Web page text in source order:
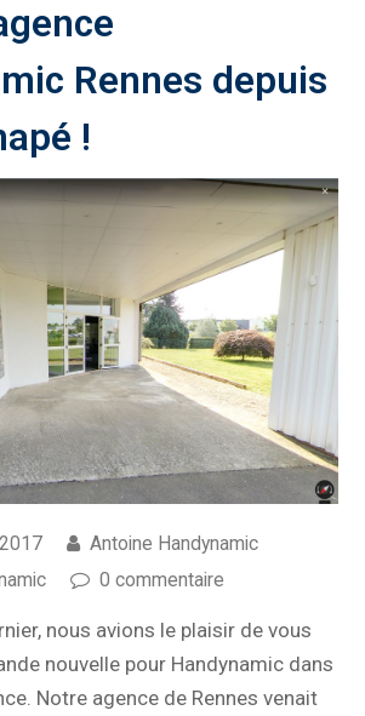
Rennes depuis
!
Antoine Handynamic
0 commentaire
nous avions le plaisir de vous
nouvelle pour Handynamic dans
Notre agence de Rennes venait